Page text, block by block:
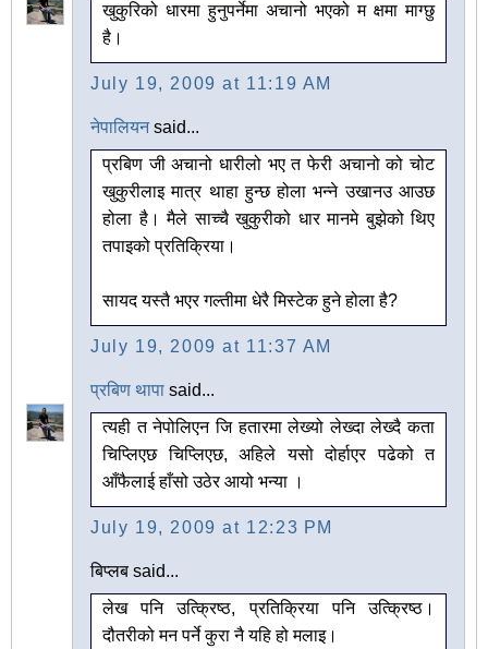
खुकुरिको धारमा हुनुपर्नेमा अचानो भएको म क्षमा माग्छु
है।
July 19, 2009 at 11:19 AM
नेपालियनsaid...
प्रबिण जी अचानो धारीलो भए त फेरी अचानो को चोट
खुकुरीलाइ मात्र थाहा हुन्छ होला भन्ने उखानउ आउछ
होला है। मैले साच्चै खुकुरीको धार मानमे बुझेको थिए
तपाइको प्रतिक्रिया।
सायद यस्तै भएर गल्तीमा धेरै मिस्टेक हुने होला है?
July 19, 2009 at 11:37 AM
प्रबिण थापा said...
त्यही त नेपोलिएन जि हतारमा लेख्यो लेख्दा लेख्दै कता
चिप्लिएछ चिप्लिएछ, अहिले यसो दोर्हाएर पढेको त
आँफैलाई हाँसो उठेर आयो भन्या ।
July 19, 2009 at 12:23 PM
बिप्लब said...
लेख पनि उत्क्रिष्ठ, प्रतिक्रिया पनि उत्क्रिष्ठ।
दौतरीको मन पर्ने कुरा नै यहि हो मलाइ।